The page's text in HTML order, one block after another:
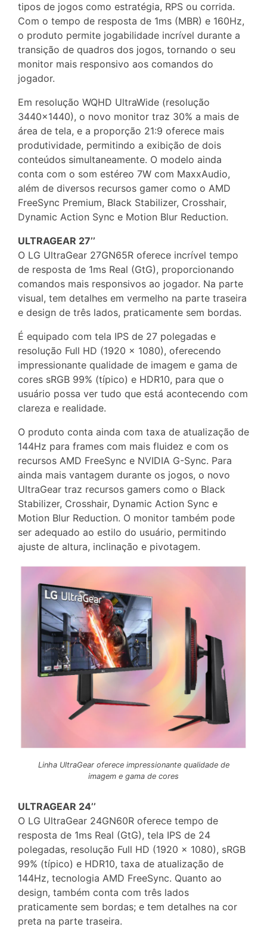
tipos de jogos como estratégia, RPS ou corrida.
Com o tempo de resposta de 1ms (MBR) e 160Hz,
o produto permite jogabilidade incrível durante a
transição de quadros dos jogos, tornando o seu
monitor mais responsivo aos comandos do
jogador.
Em resolução WQHD UltraWide (resolução
3440×1440), o novo monitor traz 30% a mais de
área de tela, e a proporção 21:9 oferece mais
produtividade, permitindo a exibição de dois
conteúdos simultaneamente. O modelo ainda
conta com o som estéreo 7W com MaxxAudio,
além de diversos recursos gamer como o AMD
FreeSync Premium, Black Stabilizer, Crosshair,
Dynamic Action Sync e Motion Blur Reduction.
ULTRAGEAR 27’’
O LG UltraGear 27GN65R oferece incrível tempo
de resposta de 1ms Real (GtG), proporcionando
comandos mais responsivos ao jogador. Na parte
visual, tem detalhes em vermelho na parte traseira
e design de três lados, praticamente sem bordas.
É equipado com tela IPS de 27 polegadas e
resolução Full HD (1920 x 1080), oferecendo
impressionante qualidade de imagem e gama de
cores sRGB 99% (típico) e HDR10, para que o
usuário possa ver tudo que está acontecendo com
clareza e realidade.
O produto conta ainda com taxa de atualização de
144Hz para frames com mais fluidez e com os
recursos AMD FreeSync e NVIDIA G-Sync. Para
ainda mais vantagem durante os jogos, o novo
UltraGear traz recursos gamers como o Black
Stabilizer, Crosshair, Dynamic Action Sync e
Motion Blur Reduction. O monitor também pode
ser adequado ao estilo do usuário, permitindo
ajuste de altura, inclinação e pivotagem.
Linha UltraGear oferece impressionante qualidade de
imagem e gama de cores
ULTRAGEAR 24’’
O LG UltraGear 24GN60R oferece tempo de
resposta de 1ms Real (GtG), tela IPS de 24
polegadas, resolução Full HD (1920 x 1080), sRGB
99% (típico) e HDR10, taxa de atualização de
144Hz, tecnologia AMD FreeSync. Quanto ao
design, também conta com três lados
praticamente sem bordas; e tem detalhes na cor
preta na parte traseira.